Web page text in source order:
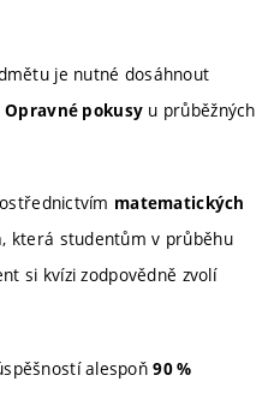
je nutné dosáhnout
Opravné pokusy u průběžných
matematických
která studentům v průběhu
si kvízi zodpovědně zvolí
alespoň90 %